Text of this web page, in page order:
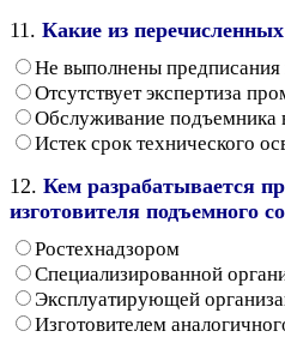
11. Какие из
Не выполнены предписания
Отсутствует экспертиза
Обслуживание подъемника
Истек срок технического
12. Кем разрабатывается
изготовителя подъемного
Ростехнадзором
Специализированной
Эксплуатирующей
Изготовителем